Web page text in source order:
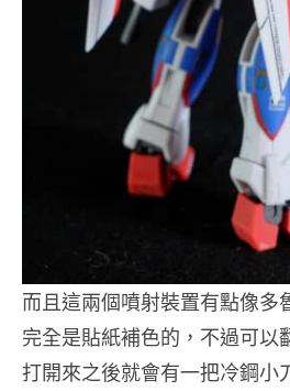
而且這兩個噴射裝置有點像多
完全是貼紙補色的，不過可以
打開來之後就會有一把冷鋼小